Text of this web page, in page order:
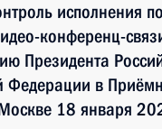
исполнения
конференц-
Президента
Федерации в
18 января